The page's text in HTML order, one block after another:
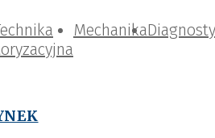
Mechanika